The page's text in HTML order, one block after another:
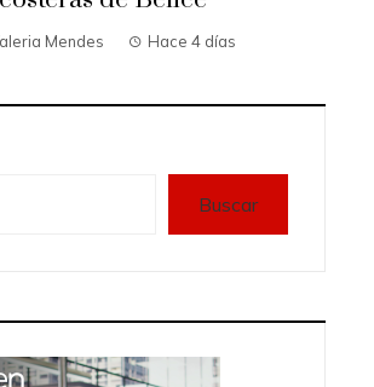
Mendes Hace 4 días
Buscar